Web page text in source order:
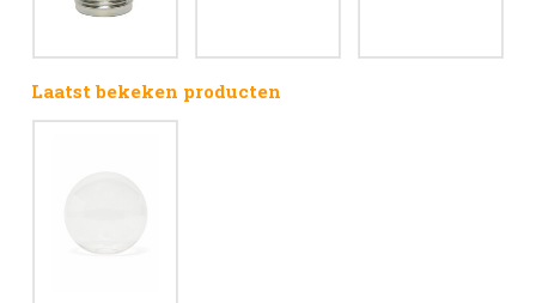
Laatst bekeken producten